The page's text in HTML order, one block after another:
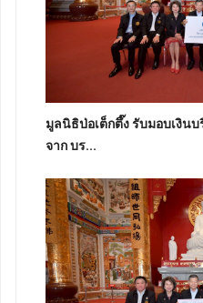
มูลนิธิป่อเต็กตึ๊ง รับมอบเงิน
จาก บร...